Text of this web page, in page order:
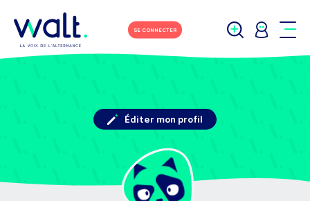
SE CONNECTER
Éditer mon profil